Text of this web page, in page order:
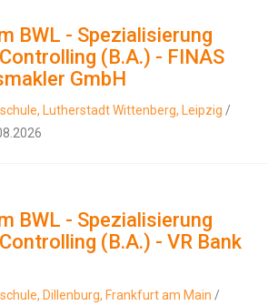
BWL - Spezialisierung
(B.A.) - FINAS
GmbH
Lutherstadt Wittenberg, Leipzig /
BWL - Spezialisierung
(B.A.) - VR Bank
Dillenburg, Frankfurt am Main /